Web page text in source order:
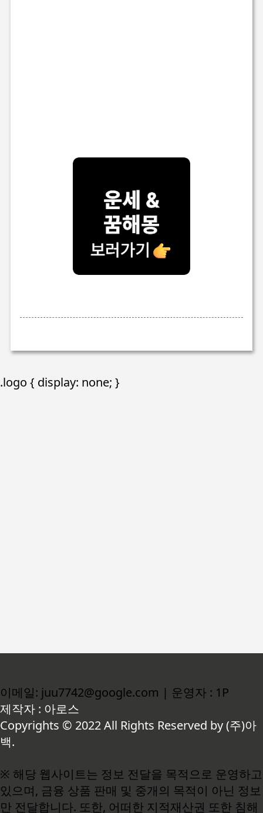
.logo { display: none; }
이메일: juu7742@google.com | 운영자 : 1P
제작자 : 아로스
Copyrights © 2022 All Rights Reserved by (주)아
백.
※ 해당 웹사이트는 정보 전달을 목적으로 운영하고
있으며, 금융 상품 판매 및 중개의 목적이 아닌 정보
만 전달합니다. 또한, 어떠한 지적재산권 또한 침해